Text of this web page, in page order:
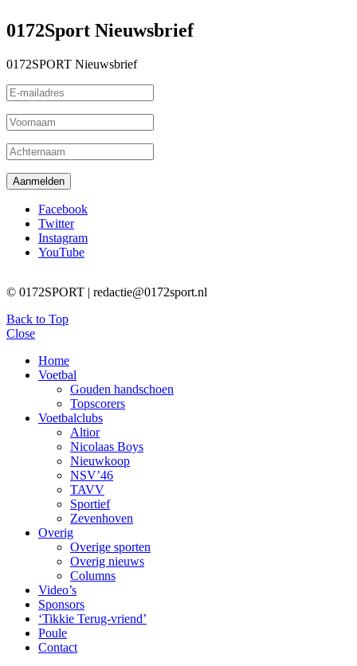
0172Sport Nieuwsbrief
0172SPORT Nieuwsbrief
Facebook
Twitter
Instagram
YouTube
© 0172SPORT | redactie@0172sport.nl
Back to Top
Close
Home
Voetbal
Gouden handschoen
Topscorers
Voetbalclubs
Altior
Nicolaas Boys
Nieuwkoop
NSV’46
TAVV
Sportief
Zevenhoven
Overig
Overige sporten
Overig nieuws
Columns
Video’s
Sponsors
‘Tikkie Terug-vriend’
Poule
Contact